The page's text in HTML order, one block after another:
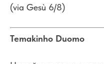
(via Gesù 6/8)
Temakinho Duomo